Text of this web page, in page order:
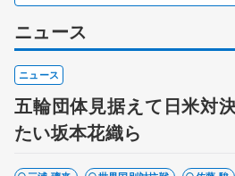
ニュース
ニュース
五輪団体見据えて日米対
たい坂本花織ら